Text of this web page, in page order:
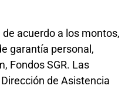
acuerdo a los montos,
garantía personal,
Fondos SGR. Las
de Asistencia